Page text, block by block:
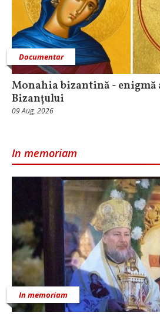
Documentar
Monahia bizantină -
Bizanțului
09 Aug, 2026
In memoriam
In memoriam